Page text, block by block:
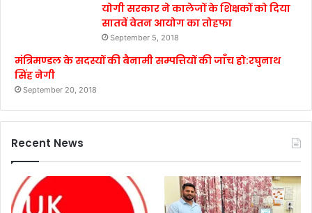
योगी सरकार ने कालेजों के शिक्षकों को दिया
सातवें वेतन आयोग का तोहफा
September 5, 2018
मंत्रिमण्डल के सदस्यों की बैनामी सम्पत्तियों की जाँच हो:रघुनाथ
सिंह नेगी
September 20, 2018
Recent News